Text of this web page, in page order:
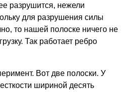
разрушится, нежели
для разрушения силы
то нашей полоске ничего не
Так работает ребро
Вот две полоски. У
шириной десять